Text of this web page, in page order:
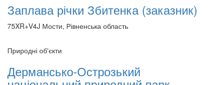
Заплава річки Збитенка (заказник)
75XR+V4J Мости, Рівненська область
Природні об'єкти
Дермансько-Острозький